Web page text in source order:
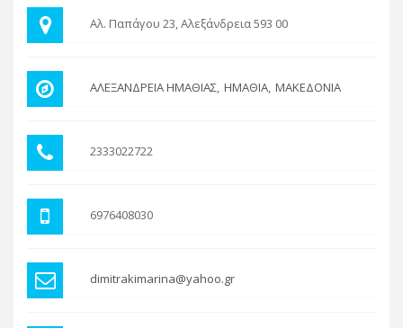
Αλ. Παπάγου 23, Αλεξάνδρεια 593 00
ΑΛΕΞΑΝΔΡΕΙΑ ΗΜΑΘΙΑΣ ΗΜΑΘΙΑ ΜΑΚΕΔΟΝΙΑ
2333022722
6976408030
dimitrakimarina@yahoo.gr